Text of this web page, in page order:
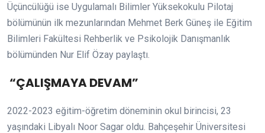
Üçüncülüğü ise Uygulamalı Bilimler Yüksekokulu Pilotaj
bölümünün ilk mezunlarından Mehmet Berk Güneş ile Eğitim
Bilimleri Fakültesi Rehberlik ve Psikolojik Danışmanlık
bölümünden Nur Elif Özay paylaştı.
“ÇALIŞMAYA DEVAM”
2022-2023 eğitim-öğretim döneminin okul birincisi, 23
yaşındaki Libyalı Noor Sagar oldu. Bahçeşehir Üniversitesi